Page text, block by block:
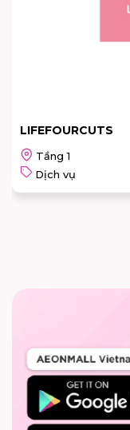
LIFEFOURCUTS
Tầng 1
Dịch vụ